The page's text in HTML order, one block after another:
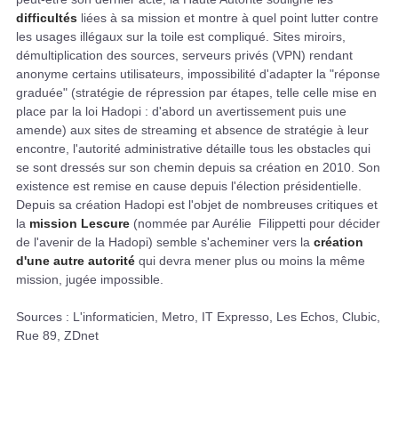
difficultés liées à sa mission et montre à quel point lutter contre
les usages illégaux sur la toile est compliqué. Sites miroirs,
démultiplication des sources, serveurs privés (VPN) rendant
anonyme certains utilisateurs, impossibilité d'adapter la "réponse
graduée" (stratégie de répression par étapes, telle celle mise en
place par la loi Hadopi : d'abord un avertissement puis une
amende) aux sites de streaming et absence de stratégie à leur
encontre, l'autorité administrative détaille tous les obstacles qui
se sont dressés sur son chemin depuis sa création en 2010. Son
existence est remise en cause depuis l'élection présidentielle.
Depuis sa création Hadopi est l'objet de nombreuses critiques et
la mission Lescure (nommée par Aurélie Filippetti pour décider
de l'avenir de la Hadopi) semble s'acheminer vers la création
d'une autre autorité qui devra mener plus ou moins la même
mission, jugée impossible.
Sources : L'informaticien, Metro, IT Expresso, Les Echos, Clubic,
Rue 89, ZDnet